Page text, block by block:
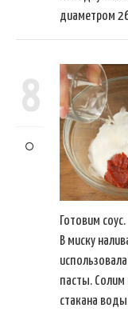
диаметром
8
Готовим соус.
В миску
пасты. Солим
стакана